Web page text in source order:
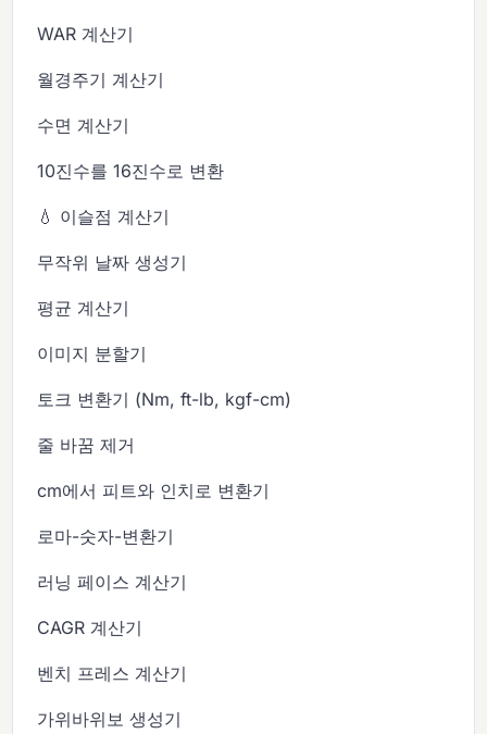
WAR 계산기
월경주기 계산기
수면 계산기
10진수를 16진수로 변환
💧 이슬점 계산기
무작위 날짜 생성기
평균 계산기
이미지 분할기
토크 변환기 (Nm, ft-lb, kgf-cm)
줄 바꿈 제거
cm에서 피트와 인치로 변환기
로마-숫자-변환기
러닝 페이스 계산기
CAGR 계산기
벤치 프레스 계산기
가위바위보 생성기